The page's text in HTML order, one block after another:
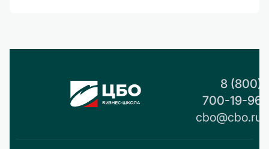
8 (800)
700-19-96
cbo@cbo.ru